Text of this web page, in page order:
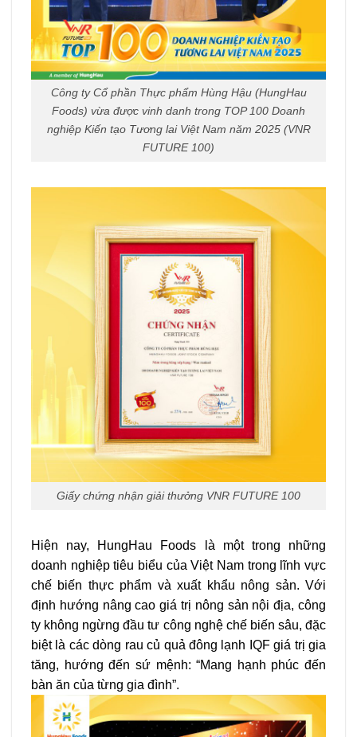
Công ty Cổ phần Thực phẩm Hùng Hậu (HungHau
Foods) vừa được vinh danh trong TOP 100 Doanh
nghiệp Kiến tạo Tương lai Việt Nam năm 2025 (VNR
FUTURE 100)
Giấy chứng nhận giải thưởng VNR FUTURE 100
Hiện nay, HungHau Foods là một trong những
doanh nghiệp tiêu biểu của Việt Nam trong lĩnh vực
chế biến thực phẩm và xuất khẩu nông sản. Với
định hướng nâng cao giá trị nông sản nội địa, công
ty không ngừng đầu tư công nghệ chế biến sâu, đặc
biệt là các dòng rau củ quả đông lạnh IQF giá trị gia
tăng, hướng đến sứ mệnh: “Mang hạnh phúc đến
bàn ăn của từng gia đình”.